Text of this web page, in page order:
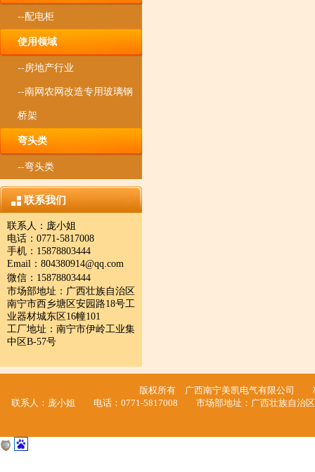
--配电柜
使用领域
--房地产行业
--南网农网改造专用玻璃钢
桥架
弯头类
--弯头类
联系我们
联系人：庞小姐
电话：0771-5817008
手机：15878803444
Email： 804380914@qq.com
微信： 15878803444
市场部地址：广西壮族自治区
南宁市西乡塘区安园路18号工
业器材城东区16幢101
工厂地址：南宁市伊岭工业集
中区B-57号
版权所有 广西南宁美凯电气有限公司
联系人：庞小姐 电话：0771-5817008 市场部地址：广西壮族自治区